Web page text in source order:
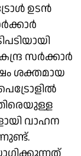
ഉടൻ
സർക്കാർ
ശക്തമായ
വാഹന